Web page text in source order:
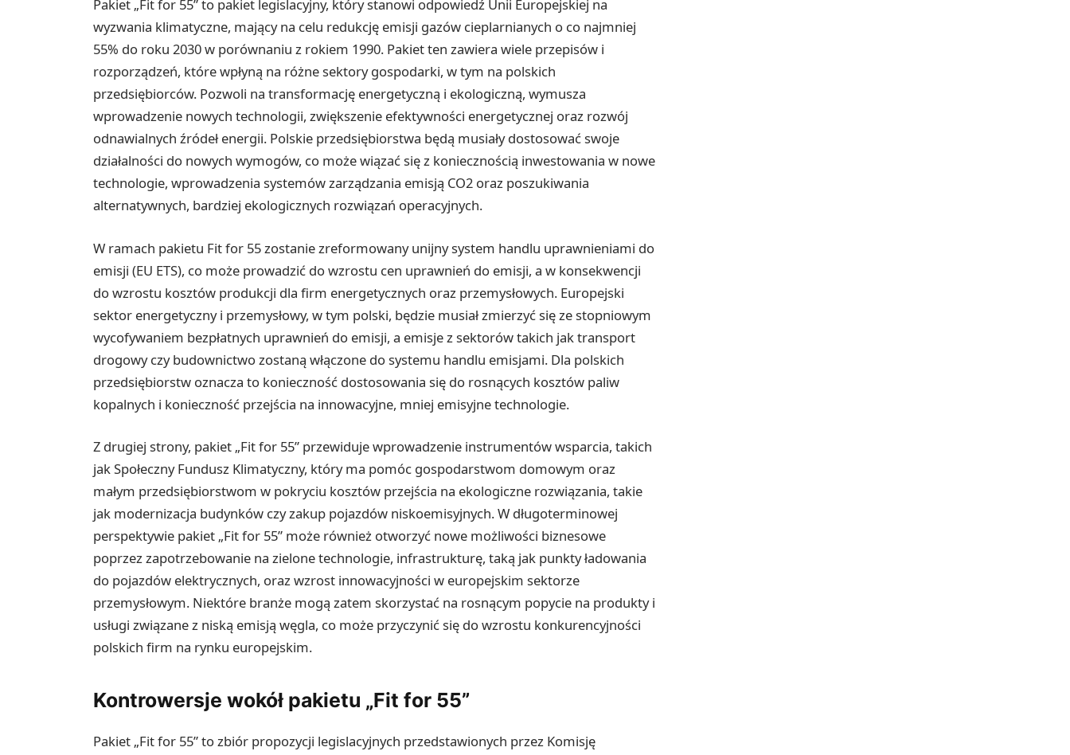
Pakiet „Fit for 55” to pakiet legislacyjny, który stanowi odpowiedź Unii Europejskiej na
wyzwania klimatyczne, mający na celu redukcję emisji gazów cieplarnianych o co najmniej
55% do roku 2030 w porównaniu z rokiem 1990. Pakiet ten zawiera wiele przepisów i
rozporządzeń, które wpłyną na różne sektory gospodarki, w tym na polskich
przedsiębiorców. Pozwoli na transformację energetyczną i ekologiczną, wymusza
wprowadzenie nowych technologii, zwiększenie efektywności energetycznej oraz rozwój
odnawialnych źródeł energii. Polskie przedsiębiorstwa będą musiały dostosować swoje
działalności do nowych wymogów, co może wiązać się z koniecznością inwestowania w nowe
technologie, wprowadzenia systemów zarządzania emisją CO2 oraz poszukiwania
alternatywnych, bardziej ekologicznych rozwiązań operacyjnych.
W ramach pakietu Fit for 55 zostanie zreformowany unijny system handlu uprawnieniami do
emisji (EU ETS), co może prowadzić do wzrostu cen uprawnień do emisji, a w konsekwencji
do wzrostu kosztów produkcji dla firm energetycznych oraz przemysłowych. Europejski
sektor energetyczny i przemysłowy, w tym polski, będzie musiał zmierzyć się ze stopniowym
wycofywaniem bezpłatnych uprawnień do emisji, a emisje z sektorów takich jak transport
drogowy czy budownictwo zostaną włączone do systemu handlu emisjami. Dla polskich
przedsiębiorstw oznacza to konieczność dostosowania się do rosnących kosztów paliw
kopalnych i konieczność przejścia na innowacyjne, mniej emisyjne technologie.
Z drugiej strony, pakiet „Fit for 55” przewiduje wprowadzenie instrumentów wsparcia, takich
jak Społeczny Fundusz Klimatyczny, który ma pomóc gospodarstwom domowym oraz
małym przedsiębiorstwom w pokryciu kosztów przejścia na ekologiczne rozwiązania, takie
jak modernizacja budynków czy zakup pojazdów niskoemisyjnych. W długoterminowej
perspektywie pakiet „Fit for 55” może również otworzyć nowe możliwości biznesowe
poprzez zapotrzebowanie na zielone technologie, infrastrukturę, taką jak punkty ładowania
do pojazdów elektrycznych, oraz wzrost innowacyjności w europejskim sektorze
przemysłowym. Niektóre branże mogą zatem skorzystać na rosnącym popycie na produkty i
usługi związane z niską emisją węgla, co może przyczynić się do wzrostu konkurencyjności
polskich firm na rynku europejskim.
Kontrowersje wokół pakietu „Fit for 55”
Pakiet „Fit for 55” to zbiór propozycji legislacyjnych przedstawionych przez Komisję